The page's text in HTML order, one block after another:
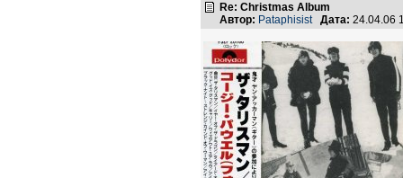
Re: Christmas Album
Автор: Pataphisist Дата: 24.04.06